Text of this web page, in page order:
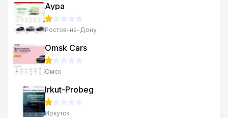
Аура
Ростов-на-Дону
Omsk Cars
Омск
Irkut-Probeg
Иркутск